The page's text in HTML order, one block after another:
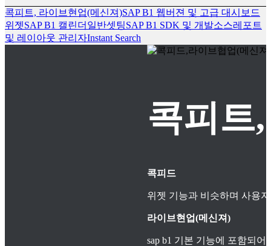
콕피트, 라이브현업(메신져)SAP B1 웹버젼 및 고급 대시보드
위젯SAP B1 캘린더 일반셋팅SAP B1 SDK 및 개발소스레포트
및 레이아웃 관리자Instant Search
콕피트
콕피드
위젯 기능과 비슷하며 사용
라이브현업(메신져)
sap b1 기본 기능에 포함되